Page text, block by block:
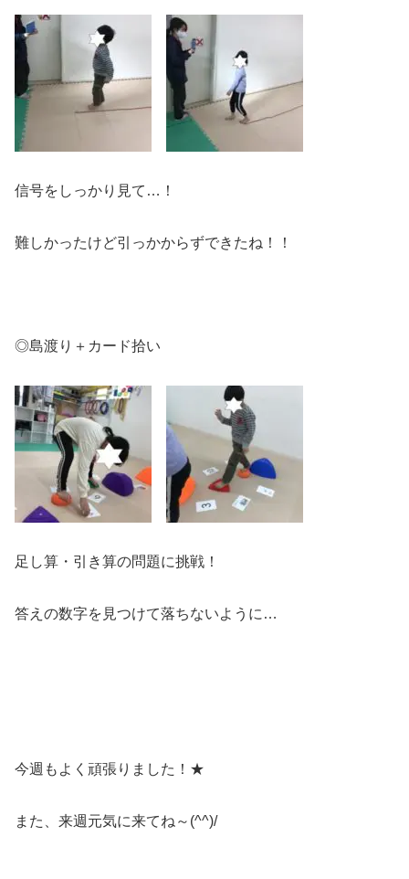
信号をしっかり見て…！
難しかったけど引っかからずできたね！！
◎島渡り＋カード拾い
足し算・引き算の問題に挑戦！
答えの数字を見つけて落ちないように…
今週もよく頑張りました！★
また、来週元気に来てね～(^^)/